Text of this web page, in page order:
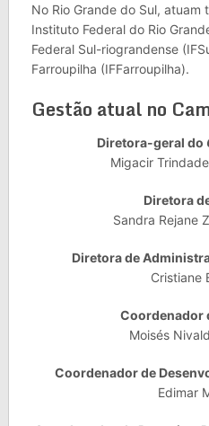
No Rio Grande do Sul, atuam
Instituto Federal do Rio
Federal Sul-riograndense
Farroupilha (IFFarroupilha).
Gestão atual no
Diretora-geral do
Migacir
Diretora
Sandra Rejane
Diretora de
Cristiane
Coordenador
Moisés
Coordenador de
Edimar